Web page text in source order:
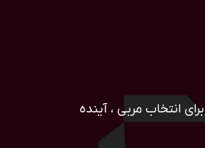
انتخاب مربی ، آینده